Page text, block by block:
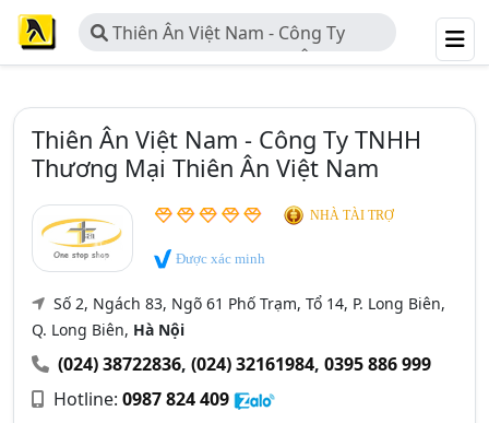
Thiên Ân Việt Nam - Công Ty
TNHH Thương Mại Thiên Ân Việt
Thiên Ân Việt Nam - Công Ty TNHH
Thương Mại Thiên Ân Việt Nam
NHÀ TÀI TRỢ
Được xác minh
Số 2, Ngách 83, Ngõ 61 Phố Trạm, Tổ 14, P. Long Biên,
Q. Long Biên, Hà Nội
(024) 38722836, (024) 32161984, 0395 886 999
Hotline: 0987 824 409